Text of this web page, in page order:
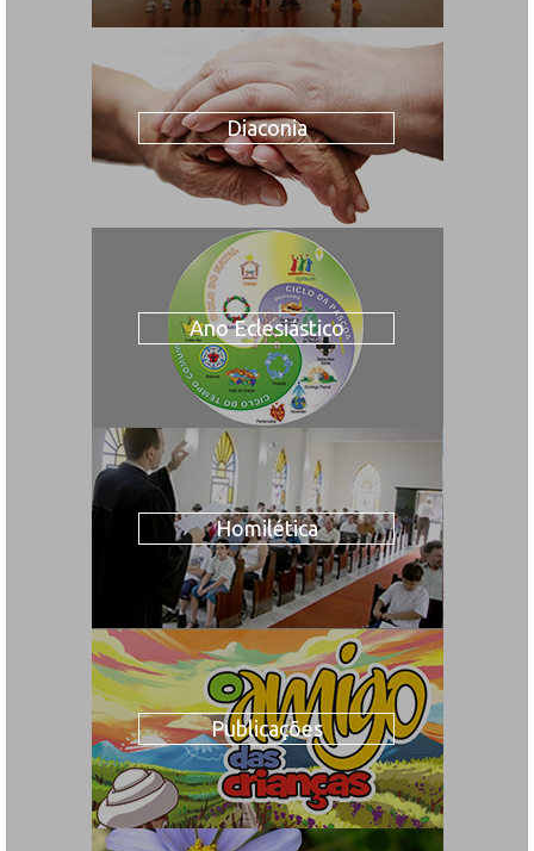
Diaconia
Ano Eclesiástico
Homilética
Publicações